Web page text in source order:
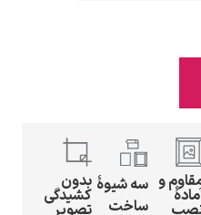
بدون
کشیدگی
تصویر